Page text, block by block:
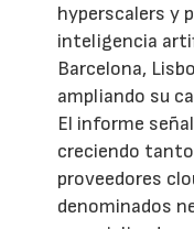
hyperscalers y
inteligencia
Barcelona,
ampliando su
El informe
creciendo
proveedores
denominados